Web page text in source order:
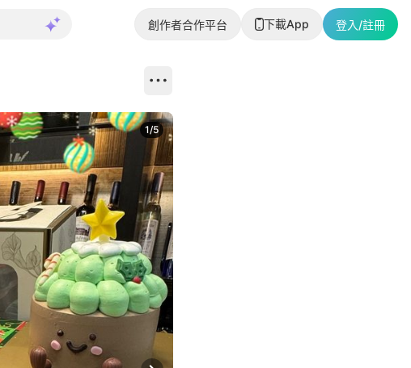
創作者合作平台 下載App 登入/註冊
1/5